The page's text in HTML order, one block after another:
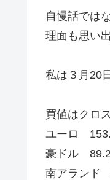
自慢話では
理面も思い
私は３月20
買値はクロ
ユーロ
豪ドル 89.2
南アランド